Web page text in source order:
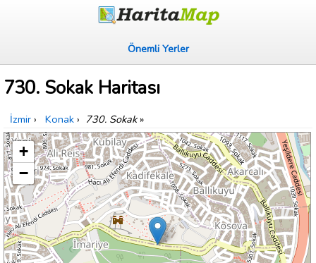
Önemli Yerler
730. Sokak Haritası
İzmir › Konak › 730. Sokak»
+
−